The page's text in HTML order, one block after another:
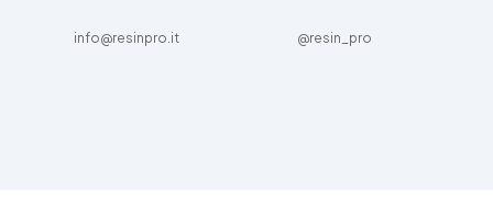
info@resinpro.it @resin_pro